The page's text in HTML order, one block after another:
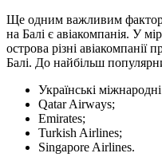
Ще одним важливим
на Балі є авіакомпанія. У
острова різні
Балі. До найбільш
Укрaїнські
Qatar Airways;
Emirates;
Turkish Airlines;
Singapore Airlines.